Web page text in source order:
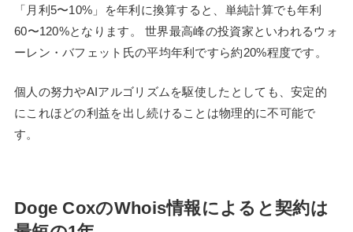
「月利5〜10%」を年利に換算すると、単純計算でも年利
60〜120%となります。 世界最高峰の投資家といわれるウォ
ーレン・バフェット氏の平均年利ですら約20%程度です。
個人の努力やAIアルゴリズムを駆使したとしても、安定的
にこれほどの利益を出し続けることは物理的に不可能で
す。
Doge CoxのWhois情報によると契約は